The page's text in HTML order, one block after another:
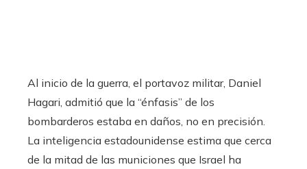
Al inicio de la guerra, el portavoz militar, Daniel
Hagari, admitió que la “énfasis” de los
bombarderos estaba en daños, no en precisión.
La inteligencia estadounidense estima que cerca
de la mitad de las municiones que Israel ha